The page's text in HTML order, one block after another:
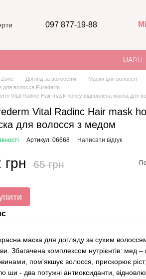
097 877-19-88
UARU
Zone Догляд за волоссям
Маски для волосся
для волосся Purederm
Vital Radinc Hair mask honey відновлена маска для
Vital Radinc Hair mask
для волосся з медом
Артикул: 06668 Написати відгук
грн 65 грн
маска для догляду за сухим
Збагачена комплексом нутрієнтів: мед
пом'якшує волосся, прискорює
ши - два потужні антиоксиданти,